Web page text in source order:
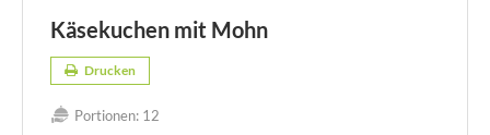
Käsekuchen mit Mohn
Drucken
Portionen: 12